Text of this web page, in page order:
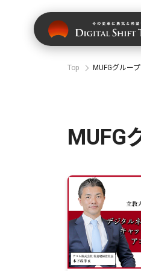
Top MUFGグループ
MUFG